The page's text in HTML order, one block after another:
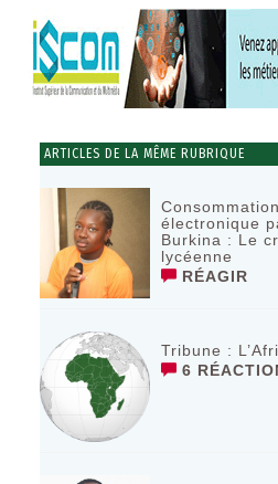
ARTICLES DE LA MÊME RUBRIQUE
électronique
Burkina : Le
lycéenne
RÉAGIR
Tribune :
6